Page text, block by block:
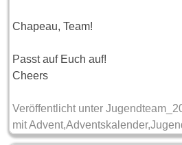
Chapeau, Team!
Passt auf Euch auf!
Cheers
Veröffentlicht unter
mit Advent,Adventskalender,